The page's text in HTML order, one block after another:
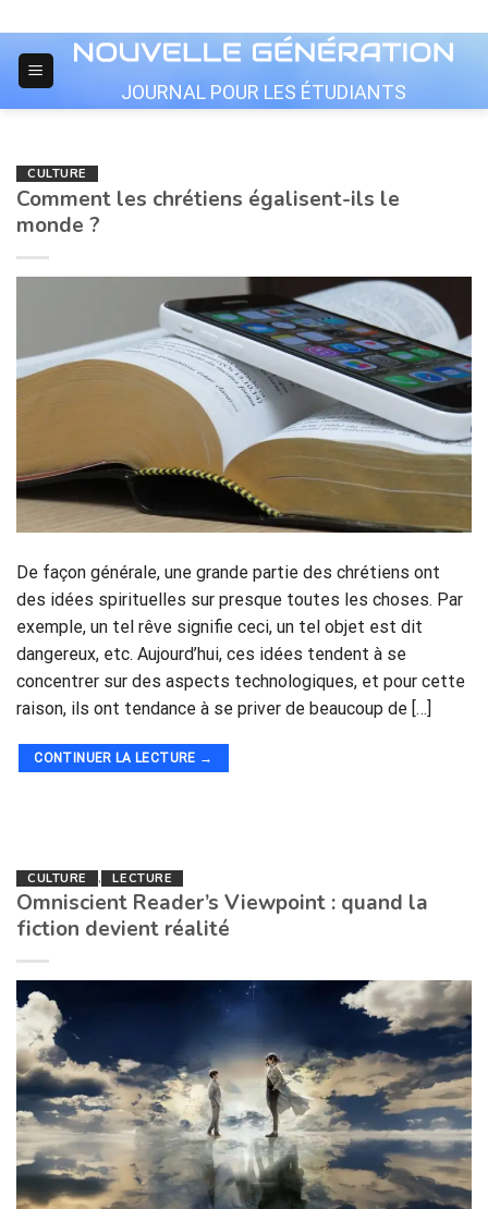
to
content
JOURNAL POUR LES ÉTUDIANTS
CULTURE
Comment les chrétiens égalisent-ils le
monde ?
De façon générale, une grande partie des chrétiens ont
des idées spirituelles sur presque toutes les choses. Par
exemple, un tel rêve signifie ceci, un tel objet est dit
dangereux, etc. Aujourd’hui, ces idées tendent à se
concentrer sur des aspects technologiques, et pour cette
raison, ils ont tendance à se priver de beaucoup de […]
CONTINUER LA LECTURE →
CULTURE , LECTURE
Omniscient Reader’s Viewpoint : quand la
fiction devient réalité